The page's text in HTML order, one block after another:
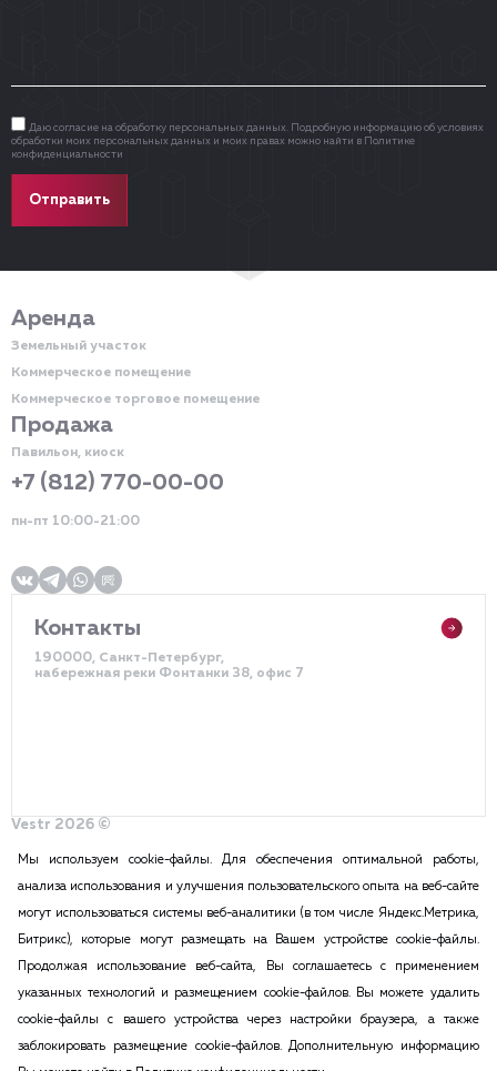
Даю согласие на обработку персональных данных . Подробную информацию об условиях
обработки моих персональных данных и моих правах можно найти в
Политике
конфиденциальности
Отправить
Аренда
Земельный участок
Коммерческое помещение
Коммерческое торговое помещение
Продажа
Павильон, киоск
+7 (812) 770-00-00
пн-пт 10:00-21:00
Контакты
190000, Санкт-Петербург,
набережная реки Фонтанки 38, офис 7
Vestr 2026 ©
Разработка сайта – DDQ
2015-2026 Vestr – КОММЕРЧЕСКАЯ НЕДВИЖИМОСТЬ В САНКТ
ПЕТЕРБУРГЕ И ЛЕНИНГРАДСКОЙ ОБЛАСТИ
ПОЛИТИКА КОНФИДЕНЦИАЛЬНОСТИ
Вся информация, размещенная на данном сайте, ни при каких
обстоятельствах не может признаваться публичной офертой в соответствии
с п.2 ст.437 Гражданского кодекса РФ. Копирование и воспроизведение
Мы используем cookie-файлы. Для обеспечения оптимальной работы,
анализа использования и улучшения пользовательского опыта на веб-сайте
могут использоваться системы веб-аналитики (в том числе Яндекс.Метрика,
Битрикс), которые могут размещать на Вашем устройстве cookie-файлы.
Продолжая использование веб-сайта, Вы соглашаетесь с применением
указанных технологий и размещением cookie-файлов. Вы можете удалить
cookie-файлы с вашего устройства через настройки браузера, а также
заблокировать размещение cookie-файлов. Дополнительную информацию